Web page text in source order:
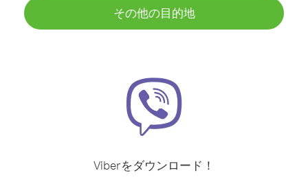
その他の目的地
Viberをダウンロード！